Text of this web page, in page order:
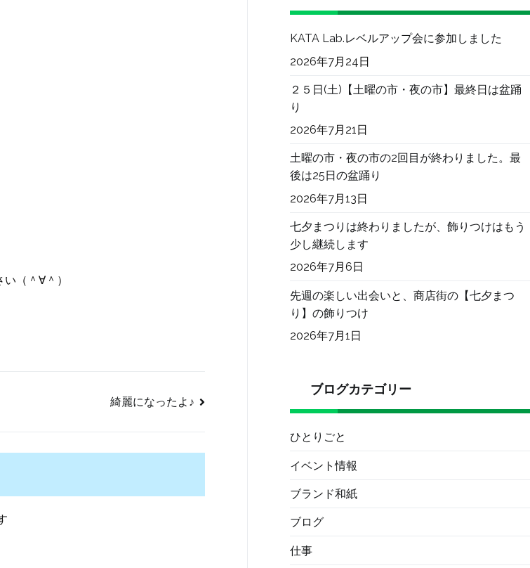
（＾∀＾）
綺麗になったよ♪
KATA Lab.レベルアップ会に参加しました
2026年7月24日
２５日(土)【土曜の市・夜の市】最終日は盆踊
り
2026年7月21日
土曜の市・夜の市の2回目が終わりました。最
後は25日の盆踊り
2026年7月13日
七夕まつりは終わりましたが、飾りつけはもう
少し継続します
2026年7月6日
先週の楽しい出会いと、商店街の【七夕まつ
り】の飾りつけ
2026年7月1日
ブログカテゴリー
ひとりごと
イベント情報
ブランド和紙
ブログ
仕事